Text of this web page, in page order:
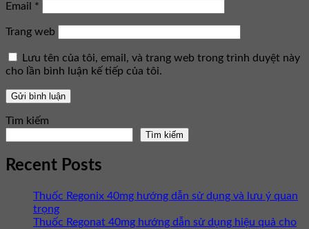
Email *
Trang web
Lưu tên của tôi, email, và trang web trong trình duyệt này
cho lần bình luận kế tiếp của tôi.
Tìm kiếm
Tìm kiếm
Recent Posts
Thuốc Regonix 40mg hướng dẫn sử dụng và lưu ý quan
trọng
Thuốc Regonat 40mg hướng dẫn sử dụng hiệu quả cho